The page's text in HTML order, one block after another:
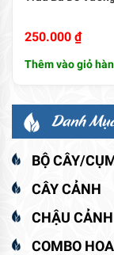
250.000 ₫
Thêm vào giỏ
Danh
BỘ CÂY/
CÂY CẢNH
CHẬU CẢNH
COMBO